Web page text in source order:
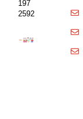
197
2592